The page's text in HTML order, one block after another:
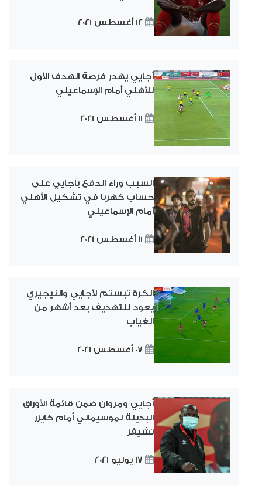
12 أغسطس 2021
أجايي يهدر فرصة الهدف الأول
للأهلي أمام الإسماعيلي
11 أغسطس 2021
السبب وراء الدفع بأجايي على
حساب كهربا في تشكيل الأهلي
أمام الإسماعيلي
11 أغسطس 2021
الكرة تبستم لأجايي والنيجيري
يعود للتهديف بعد أشهر من
الغياب
07 أغسطس 2021
أجايي ومروان ضمن قائمة الأوراق
البديلة لموسيماني أمام كايزر
تشيفز
17 يوليو 2021